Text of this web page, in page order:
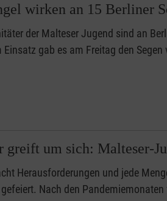
wirken an 15 Berliner
der Malteser Jugend sind an
gab es am Freitag den Segen
greift um sich: Malteser-
Herausforderungen und jede
Nach den